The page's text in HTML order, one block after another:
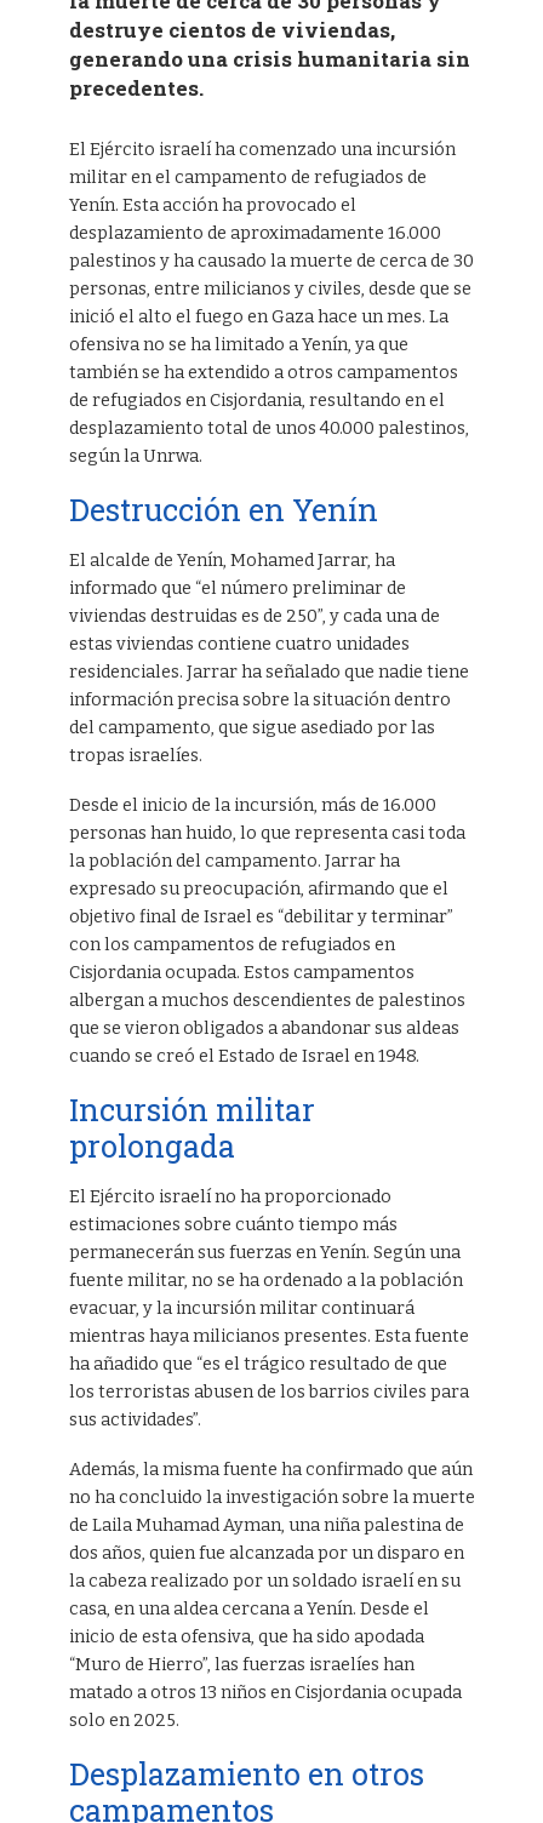
destruye cientos de viviendas,
generando una crisis humanitaria sin
precedentes.
El Ejército israelí ha comenzado una incursión
militar en el campamento de refugiados de
Yenín. Esta acción ha provocado el
desplazamiento de aproximadamente 16.000
palestinos y ha causado la muerte de cerca de 30
personas, entre milicianos y civiles, desde que se
inició el alto el fuego en Gaza hace un mes. La
ofensiva no se ha limitado a Yenín, ya que
también se ha extendido a otros campamentos
de refugiados en Cisjordania, resultando en el
desplazamiento total de unos 40.000 palestinos,
según la Unrwa.
Destrucción en Yenín
El alcalde de Yenín, Mohamed Jarrar, ha
informado que “el número preliminar de
viviendas destruidas es de 250”, y cada una de
estas viviendas contiene cuatro unidades
residenciales. Jarrar ha señalado que nadie tiene
información precisa sobre la situación dentro
del campamento, que sigue asediado por las
tropas israelíes.
Desde el inicio de la incursión, más de 16.000
personas han huido, lo que representa casi toda
la población del campamento. Jarrar ha
expresado su preocupación, afirmando que el
objetivo final de Israel es “debilitar y terminar”
con los campamentos de refugiados en
Cisjordania ocupada. Estos campamentos
albergan a muchos descendientes de palestinos
que se vieron obligados a abandonar sus aldeas
cuando se creó el Estado de Israel en 1948.
Incursión militar
prolongada
El Ejército israelí no ha proporcionado
estimaciones sobre cuánto tiempo más
permanecerán sus fuerzas en Yenín. Según una
fuente militar, no se ha ordenado a la población
evacuar, y la incursión militar continuará
mientras haya milicianos presentes. Esta fuente
ha añadido que “es el trágico resultado de que
los terroristas abusen de los barrios civiles para
sus actividades”.
Además, la misma fuente ha confirmado que aún
no ha concluido la investigación sobre la muerte
de Laila Muhamad Ayman, una niña palestina de
dos años, quien fue alcanzada por un disparo en
la cabeza realizado por un soldado israelí en su
casa, en una aldea cercana a Yenín. Desde el
inicio de esta ofensiva, que ha sido apodada
“Muro de Hierro”, las fuerzas israelíes han
matado a otros 13 niños en Cisjordania ocupada
solo en 2025.
Desplazamiento en otros
campamentos